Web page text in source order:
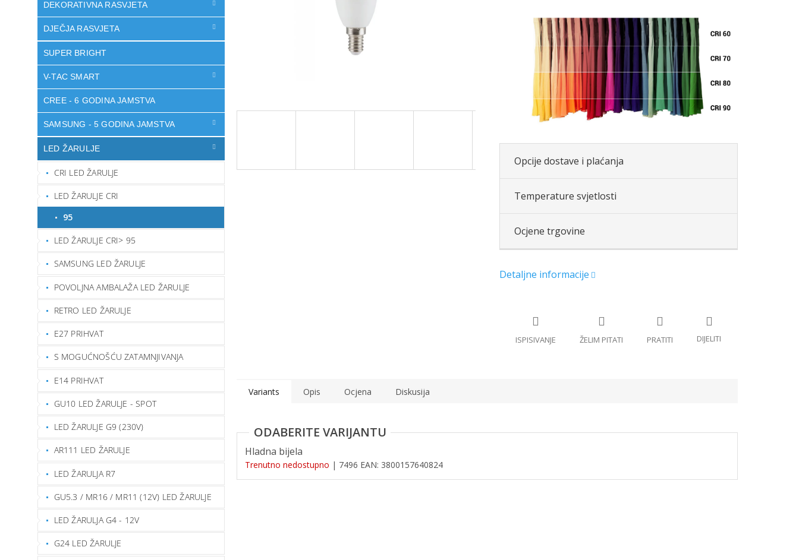
DEKORATIVNA RASVJETA
DJEČJA RASVJETA
SUPER BRIGHT
V-TAC SMART
CREE - 6 GODINA JAMSTVA
SAMSUNG - 5 GODINA JAMSTVA
LED ŽARULJE
CRI LED ŽARULJE
LED ŽARULJE CRI
95
LED ŽARULJE CRI> 95
SAMSUNG LED ŽARULJE
POVOLJNA AMBALAŽA LED ŽARULJE
RETRO LED ŽARULJE
E27 PRIHVAT
S MOGUĆNOŠĆU ZATAMNJIVANJA
E14 PRIHVAT
GU10 LED ŽARULJE - SPOT
LED ŽARULJE G9 (230V)
AR111 LED ŽARULJE
LED ŽARULJA R7
GU5.3 / MR16 / MR11 (12V) LED ŽARULJE
LED ŽARULJA G4 - 12V
G24 LED ŽARULJE
Opcije dostave i plaćanja
Temperature svjetlosti
Ocjene trgovine
Variants Opis Ocjena Diskusija
Hladna bijela
Trenutno nedostupno | 7496 EAN: 3800157640824